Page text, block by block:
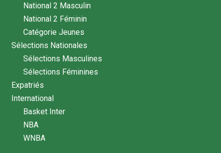
National 2 Masculin
National 2 Féminin
Catégorie Jeunes
Sélections Nationales
Sélections Masculines
Sélections Féminines
Expatriés
International
Basket Inter
NBA
WNBA